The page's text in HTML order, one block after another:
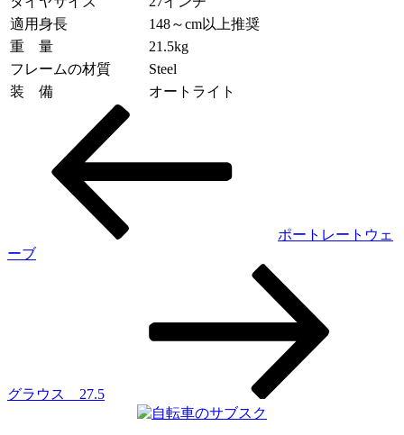
適用身長
148～cm以上推奨
重 量
21.5kg
フレームの材質
Steel
装 備
オートライト
ー
ポートレートウェ
ーブ
グラウス 27.5